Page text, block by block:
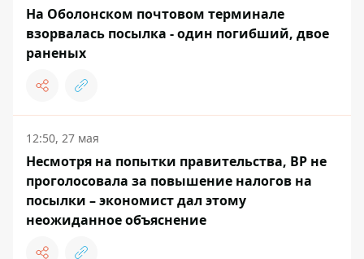
На Оболонском почтовом терминале
взорвалась посылка - один погибший, двое
раненых
12:50, 27 мая
Несмотря на попытки правительства, ВР не
проголосовала за повышение налогов на
посылки – экономист дал этому
неожиданное объяснение